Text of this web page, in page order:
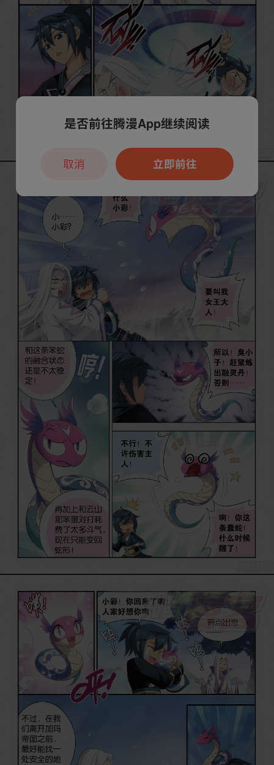
是否前往腾漫App继续阅读
立即前往
取消